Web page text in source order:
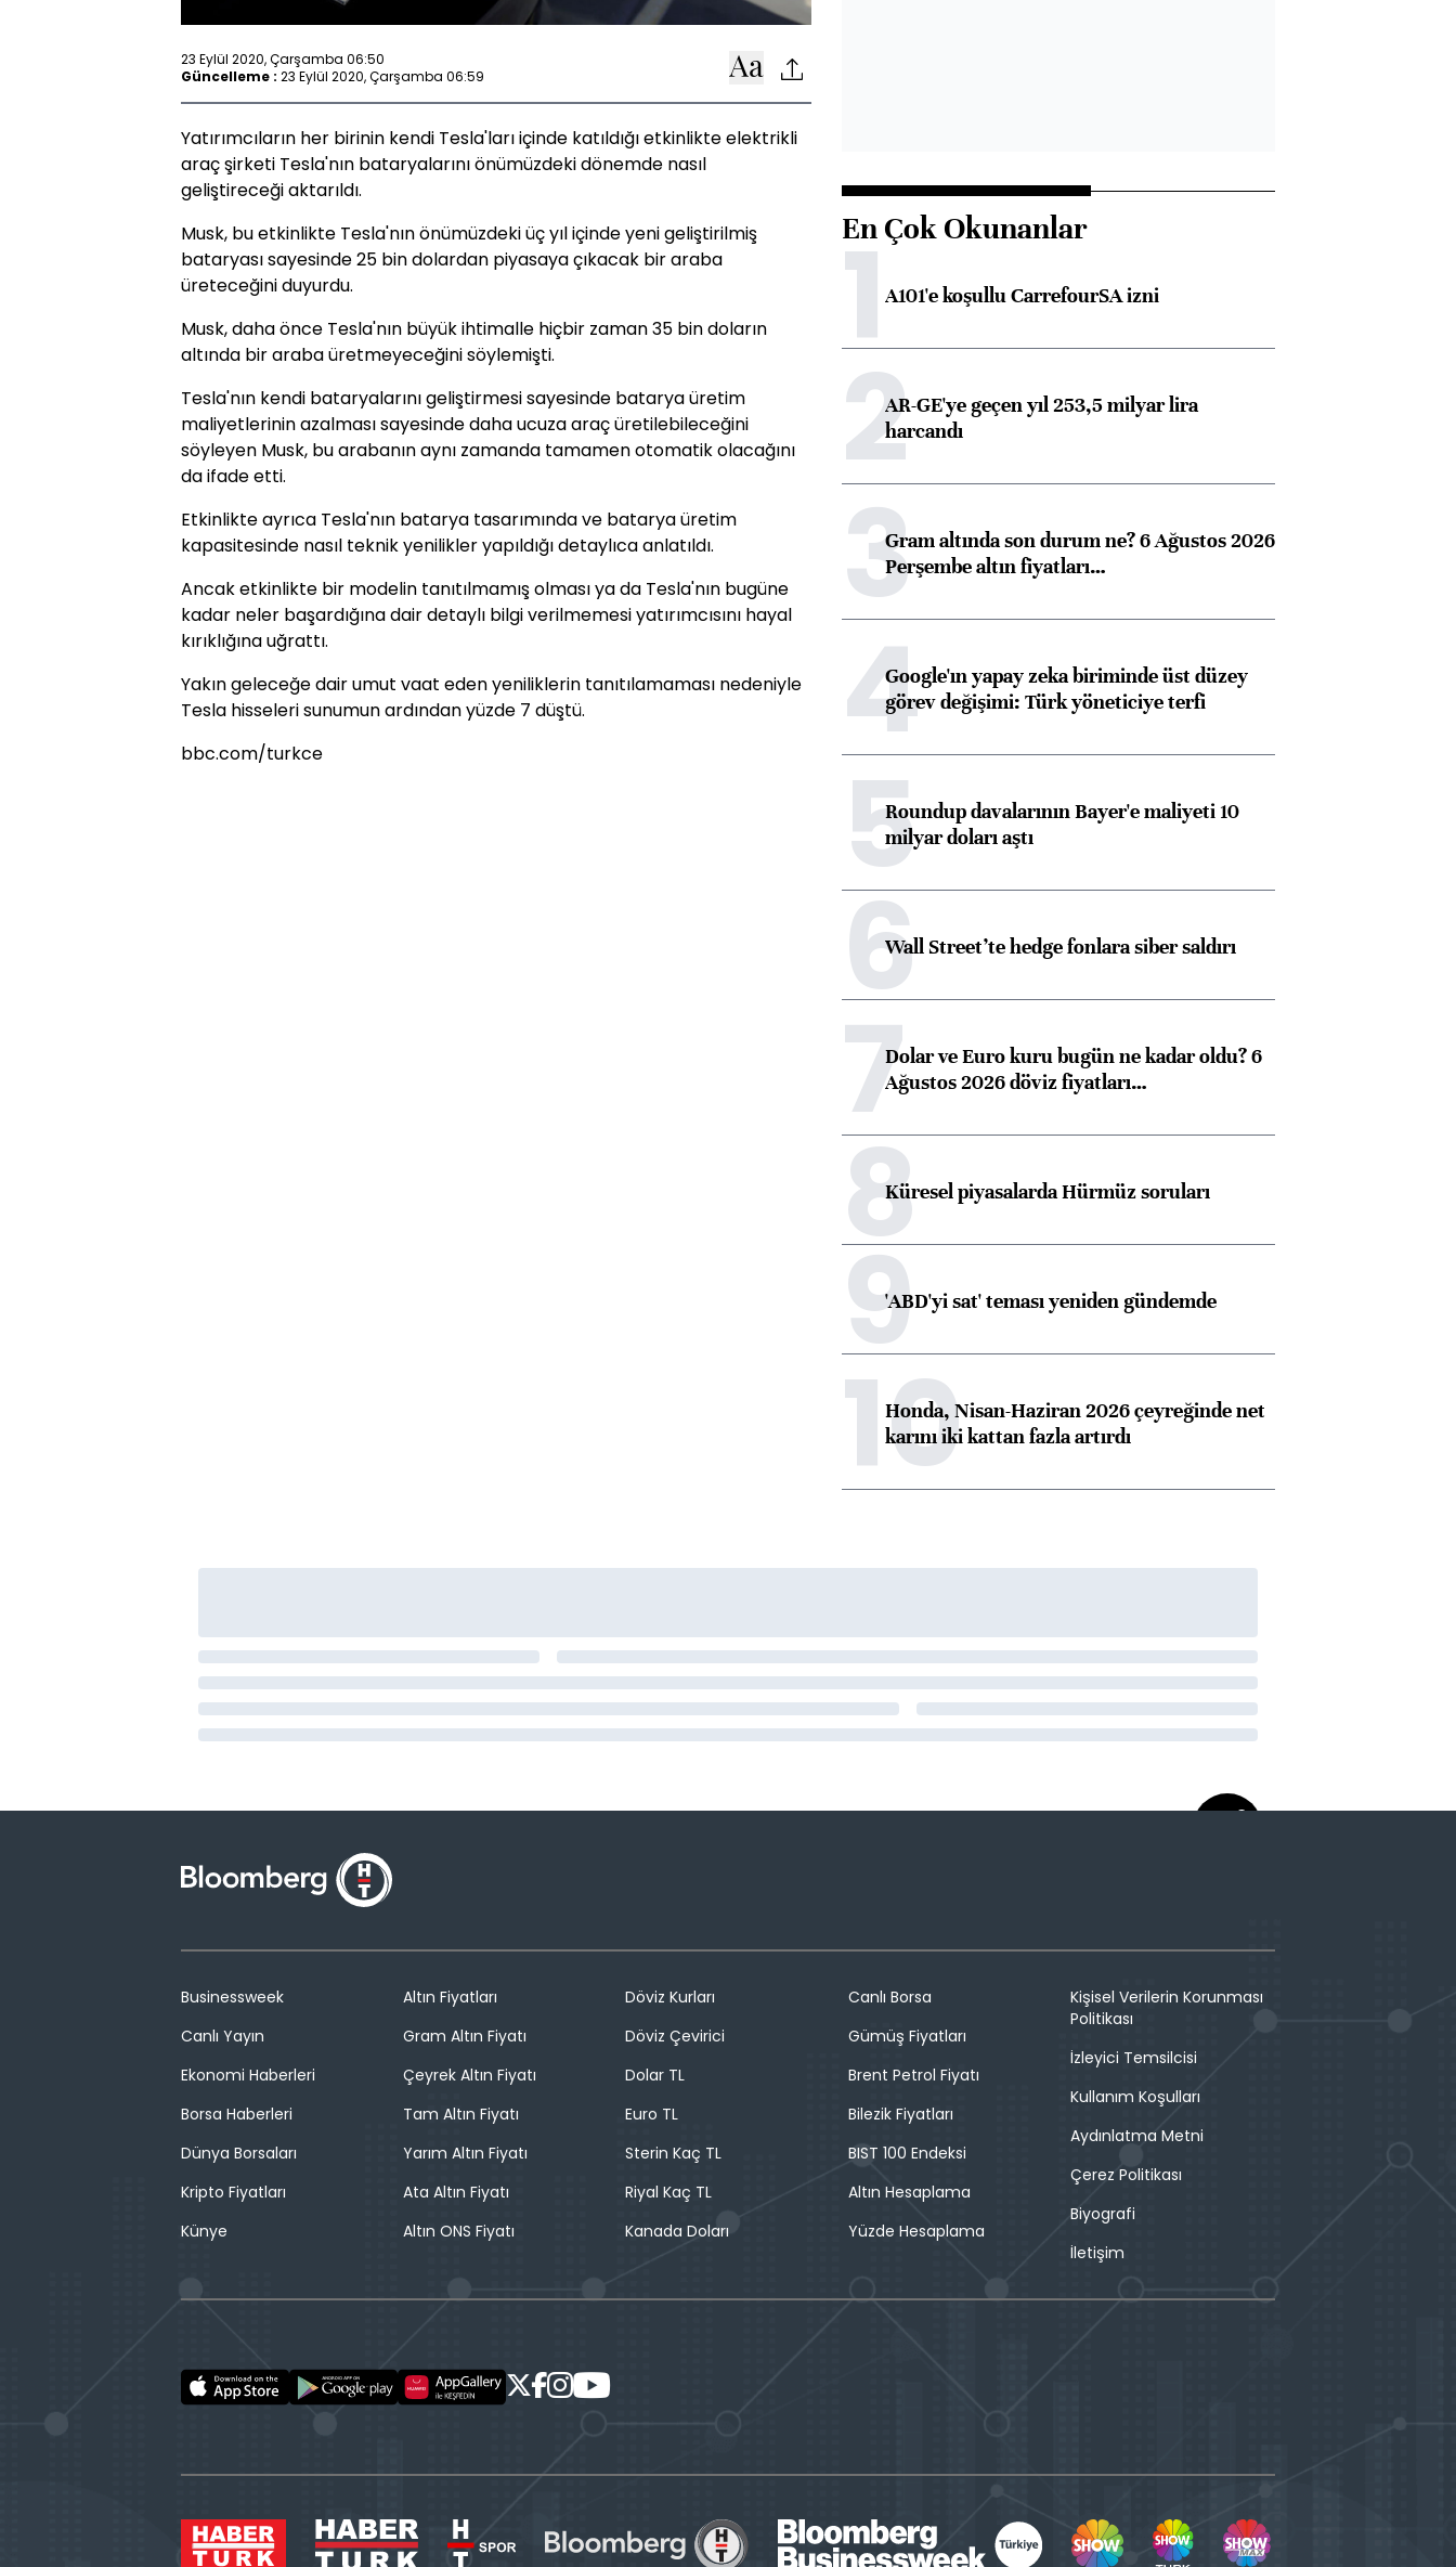
23 Eylül 2020, Çarşamba 06:50
Güncelleme : 23 Eylül 2020, Çarşamba 06:59
Yatırımcıların her birinin kendi Tesla'ları içinde katıldığı etkinlikte elektrikli
araç şirketi Tesla'nın bataryalarını önümüzdeki dönemde nasıl
geliştireceği aktarıldı.
Musk, bu etkinlikte Tesla'nın önümüzdeki üç yıl içinde yeni geliştirilmiş
bataryası sayesinde 25 bin dolardan piyasaya çıkacak bir araba
üreteceğini duyurdu.
Musk, daha önce Tesla'nın büyük ihtimalle hiçbir zaman 35 bin doların
altında bir araba üretmeyeceğini söylemişti.
Tesla'nın kendi bataryalarını geliştirmesi sayesinde batarya üretim
maliyetlerinin azalması sayesinde daha ucuza araç üretilebileceğini
söyleyen Musk, bu arabanın aynı zamanda tamamen otomatik olacağını
da ifade etti.
Etkinlikte ayrıca Tesla'nın batarya tasarımında ve batarya üretim
kapasitesinde nasıl teknik yenilikler yapıldığı detaylıca anlatıldı.
Ancak etkinlikte bir modelin tanıtılmamış olması ya da Tesla'nın bugüne
kadar neler başardığına dair detaylı bilgi verilmemesi yatırımcısını hayal
kırıklığına uğrattı.
Yakın geleceğe dair umut vaat eden yeniliklerin tanıtılamaması nedeniyle
Tesla hisseleri sunumun ardından yüzde 7 düştü.
bbc.com/turkce
En Çok Okunanlar
1A101'e koşullu CarrefourSA izni
2AR-GE'ye geçen yıl 253,5 milyar lira
harcandı
3Gram altında son durum ne? 6 Ağustos 2026
Perşembe altın fiyatları…
4Google'ın yapay zeka biriminde üst düzey
görev değişimi: Türk yöneticiye terfi
5Roundup davalarının Bayer'e maliyeti 10
milyar doları aştı
6Wall Street’te hedge fonlara siber saldırı
7Dolar ve Euro kuru bugün ne kadar oldu? 6
Ağustos 2026 döviz fiyatları…
8Küresel piyasalarda Hürmüz soruları
9'ABD'yi sat' teması yeniden gündemde
10
Honda, Nisan-Haziran 2026 çeyreğinde net
karını iki kattan fazla artırdı
Businessweek
Canlı Yayın
Ekonomi Haberleri
Borsa Haberleri
Dünya Borsaları
Kripto Fiyatları
Künye
Altın Fiyatları
Gram Altın Fiyatı
Çeyrek Altın Fiyatı
Tam Altın Fiyatı
Yarım Altın Fiyatı
Ata Altın Fiyatı
Altın ONS Fiyatı
Döviz Kurları
Döviz Çevirici
Dolar TL
Euro TL
Sterin Kaç TL
Riyal Kaç TL
Kanada Doları
Canlı Borsa
Gümüş Fiyatları
Brent Petrol Fiyatı
Bilezik Fiyatları
BIST 100 Endeksi
Altın Hesaplama
Yüzde Hesaplama
Kişisel Verilerin Korunması
Politikası
İzleyici Temsilcisi
Kullanım Koşulları
Aydınlatma Metni
Çerez Politikası
Biyografi
İletişim